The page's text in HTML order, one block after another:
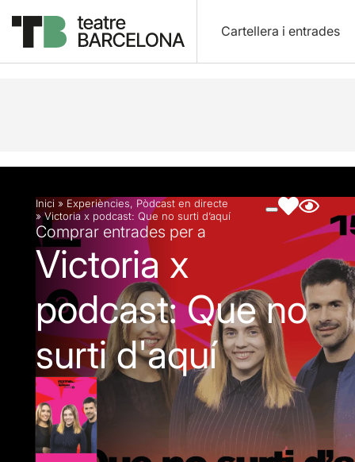
Cartellera i entrades
Descripció Fitxa artística Fotos i vídeos
Inici » Experiències, Pòdcast en directe
»Victoria x podcast: Que no surti d’aquí
Comprar entrades per a
Victoria x
podcast: Que no
surti d'aquí